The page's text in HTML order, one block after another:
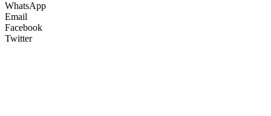
WhatsApp
Email
Facebook
Twitter